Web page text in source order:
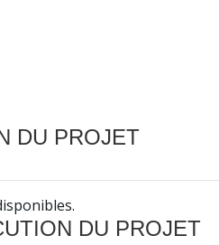
DU PROJET
DU PROJET